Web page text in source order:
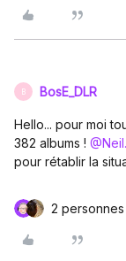
B BosE_DLR
Hello... pour moi
382 albums ! ​
pour rétablir la
2